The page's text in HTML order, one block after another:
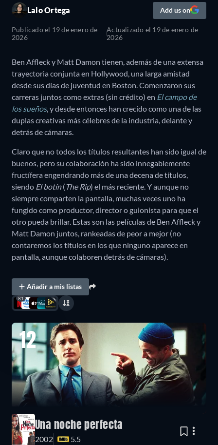
Lalo Ortega Add us on
Publicado el 19 de enero de
2026
Actualizado el 19 de enero de
2026
Ben Affleck y Matt Damon tienen, además de una extensa
trayectoria conjunta en Hollywood, una larga amistad
desde sus días de juventud en Boston. Comenzaron sus
carreras juntos como extras (sin crédito) en El campo de
los sueños, y desde entonces han crecido como una de las
duplas creativas más célebres de la industria, delante y
detrás de cámaras.
Claro que no todos los títulos resultantes han sido igual de
buenos, pero su colaboración ha sido innegablemente
fructífera engendrando más de una decena de títulos,
siendo El botín( The Rip) el más reciente. Y aunque no
siempre comparten la pantalla, muchas veces uno ha
fungido como productor, director o guionista para que el
otro pueda brillar. Estas son las películas de Ben Affleck y
Matt Damon juntos, rankeadas de peor a mejor (no
contaremos los títulos en los que ninguno aparece en
pantalla, aunque colaboren detrás de cámaras).
Añadir a mis listas
81
12
Una noche perfecta
2002 5.5